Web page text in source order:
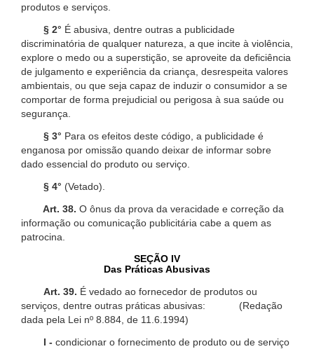
produtos e serviços.
§ 2° É abusiva, dentre outras a publicidade
discriminatória de qualquer natureza, a que incite à violência,
explore o medo ou a superstição, se aproveite da deficiência
de julgamento e experiência da criança, desrespeita valores
ambientais, ou que seja capaz de induzir o consumidor a se
comportar de forma prejudicial ou perigosa à sua saúde ou
segurança.
§ 3° Para os efeitos deste código, a publicidade é
enganosa por omissão quando deixar de informar sobre
dado essencial do produto ou serviço.
§ 4° (Vetado).
Art. 38. O ônus da prova da veracidade e correção da
informação ou comunicação publicitária cabe a quem as
patrocina.
SEÇÃO IV
Das Práticas Abusivas
Art. 39. É vedado ao fornecedor de produtos ou
serviços, dentre outras práticas abusivas: (Redação
dada pela Lei nº 8.884, de 11.6.1994)
I - condicionar o fornecimento de produto ou de serviço